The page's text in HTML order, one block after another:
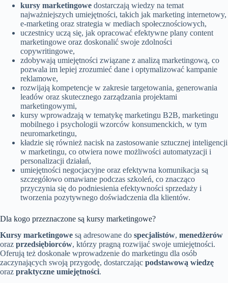
kursy marketingowe dostarczają wiedzy na temat
najważniejszych umiejętności, takich jak marketing internetowy,
e-marketing oraz strategia w mediach społecznościowych,
uczestnicy uczą się, jak opracować efektywne plany content
marketingowe oraz doskonalić swoje zdolności
copywritingowe,
zdobywają umiejętności związane z analizą marketingową, co
pozwala im lepiej zrozumieć dane i optymalizować kampanie
reklamowe,
rozwijają kompetencje w zakresie targetowania, generowania
leadów oraz skutecznego zarządzania projektami
marketingowymi,
kursy wprowadzają w tematykę marketingu B2B, marketingu
mobilnego i psychologii wzorców konsumenckich, w tym
neuromarketingu,
kładzie się również nacisk na zastosowanie sztucznej inteligencji
w marketingu, co otwiera nowe możliwości automatyzacji i
personalizacji działań,
umiejętności negocjacyjne oraz efektywna komunikacja są
szczegółowo omawiane podczas szkoleń, co znacząco
przyczynia się do podniesienia efektywności sprzedaży i
tworzenia pozytywnego doświadczenia dla klientów.
Dla kogo przeznaczone są kursy marketingowe?
Kursy marketingowe są adresowane do specjalistów, menedżerów
oraz przedsiębiorców, którzy pragną rozwijać swoje umiejętności.
Oferują też doskonałe wprowadzenie do marketingu dla osób
zaczynających swoją przygodę, dostarczając podstawową wiedzę
oraz praktyczne umiejętności.